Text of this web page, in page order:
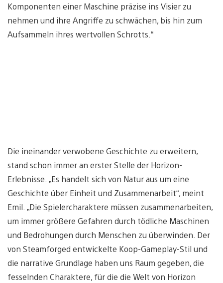
Komponenten einer Maschine präzise ins Visier zu
nehmen und ihre Angriffe zu schwächen, bis hin zum
Aufsammeln ihres wertvollen Schrotts.“
Die ineinander verwobene Geschichte zu erweitern,
stand schon immer an erster Stelle der Horizon-
Erlebnisse. „Es handelt sich von Natur aus um eine
Geschichte über Einheit und Zusammenarbeit“, meint
Emil. „Die Spielercharaktere müssen zusammenarbeiten,
um immer größere Gefahren durch tödliche Maschinen
und Bedrohungen durch Menschen zu überwinden. Der
von Steamforged entwickelte Koop-Gameplay-Stil und
die narrative Grundlage haben uns Raum gegeben, die
fesselnden Charaktere, für die die Welt von Horizon